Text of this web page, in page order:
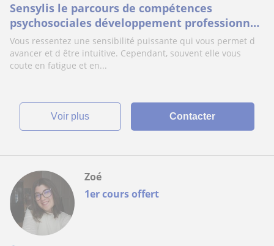
Sensylis le parcours de compétences
psychosociales développement professionnel,
intelligence émotionnelle
Vous ressentez une sensibilité puissante qui vous permet d
avancer et d être intuitive. Cependant, souvent elle vous
coute en fatigue et en...
voir plus Contacter
1er cours offert
Zoé